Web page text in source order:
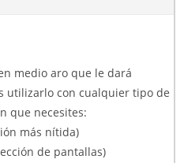
medio aro que le dará
utilizarlo con cualquier tipo de
que necesites:
más nítida)
de pantallas)